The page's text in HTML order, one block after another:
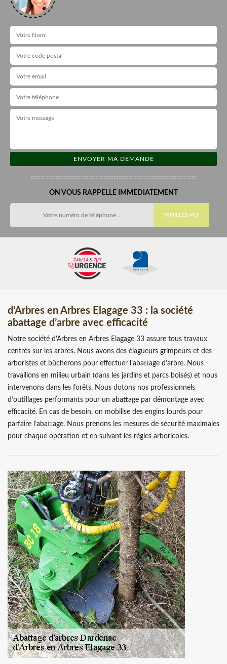
ON VOUS RAPPELLE IMMEDIATEMENT
d'Arbres en Arbres Elagage 33 : la société
abattage d’arbre avec efficacité
Notre société d'Arbres en Arbres Elagage 33 assure tous travaux
centrés sur les arbres. Nous avons des élagueurs grimpeurs et des
arboristes et bûcherons pour effectuer l’abattage d’arbre. Nous
travaillons en milieu urbain (dans les jardins et parcs boisés) et nous
intervenons dans les forêts. Nous dotons nos professionnels
d’outillages performants pour un abattage par démontage avec
efficacité. En cas de besoin, on mobilise des engins lourds pour
parfaire l’abattage. Nous prenons les mesures de sécurité maximales
pour chaque opération et en suivant les règles arboricoles.